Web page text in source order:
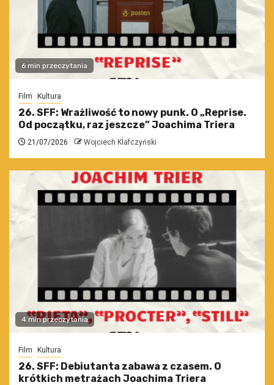
6 min przeczytania
Film Kultura
26. SFF: Wrażliwość to nowy punk. O „Reprise.
Od początku, raz jeszcze” Joachima Triera
21/07/2026 Wojciech Klafczyński
4 min przeczytania
Film Kultura
26. SFF: Debiutanta zabawa z czasem. O
krótkich metrażach Joachima Triera